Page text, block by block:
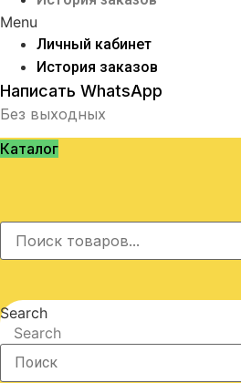
Menu
Личный кабинет
История заказов
Написать WhatsApp
Без выходных
Каталог
Search
Search